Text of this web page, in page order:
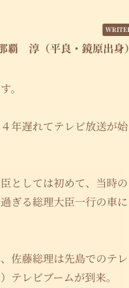
覇 淳（平良・鏡原出身）
。
年遅れてテレビ放送が始
としては初めて、当時の
ぎる総理大臣一行の車に
佐藤総理は先島でのテレ
テレビブームが到来。